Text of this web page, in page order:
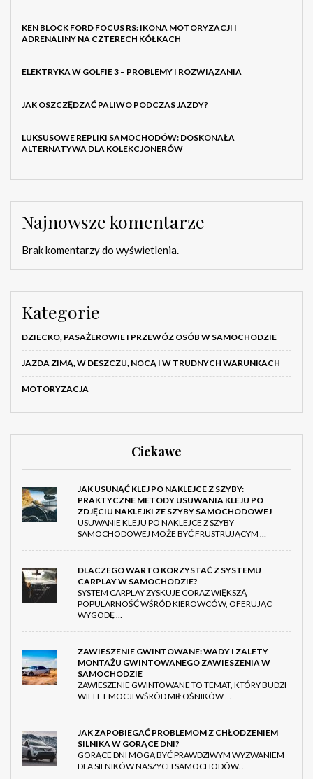
KEN BLOCK FORD FOCUS RS: IKONA MOTORYZACJI I
ADRENALINY NA CZTERECH KÓŁKACH
ELEKTRYKA W GOLFIE 3 – PROBLEMY I ROZWIĄZANIA
JAK OSZCZĘDZAĆ PALIWO PODCZAS JAZDY?
LUKSUSOWE REPLIKI SAMOCHODÓW: DOSKONAŁA
ALTERNATYWA DLA KOLEKCJONERÓW
Najnowsze komentarze
Brak komentarzy do wyświetlenia.
Kategorie
DZIECKO, PASAŻEROWIE I PRZEWÓZ OSÓB W SAMOCHODZIE
JAZDA ZIMĄ, W DESZCZU, NOCĄ I W TRUDNYCH WARUNKACH
MOTORYZACJA
Ciekawe
JAK USUNĄĆ KLEJ PO NAKLEJCE Z SZYBY:
PRAKTYCZNE METODY USUWANIA KLEJU PO
ZDJĘCIU NAKLEJKI ZE SZYBY SAMOCHODOWEJ
USUWANIE KLEJU PO NAKLEJCE Z SZYBY
SAMOCHODOWEJ MOŻE BYĆ FRUSTRUJĄCYM …
DLACZEGO WARTO KORZYSTAĆ Z SYSTEMU
CARPLAY W SAMOCHODZIE?
SYSTEM CARPLAY ZYSKUJE CORAZ WIĘKSZĄ
POPULARNOŚĆ WŚRÓD KIEROWCÓW, OFERUJĄC
WYGODĘ …
ZAWIESZENIE GWINTOWANE: WADY I ZALETY
MONTAŻU GWINTOWANEGO ZAWIESZENIA W
SAMOCHODZIE
ZAWIESZENIE GWINTOWANE TO TEMAT, KTÓRY BUDZI
WIELE EMOCJI WŚRÓD MIŁOŚNIKÓW …
JAK ZAPOBIEGAĆ PROBLEMOM Z CHŁODZENIEM
SILNIKA W GORĄCE DNI?
GORĄCE DNI MOGĄ BYĆ PRAWDZIWYM WYZWANIEM
DLA SILNIKÓW NASZYCH SAMOCHODÓW. …